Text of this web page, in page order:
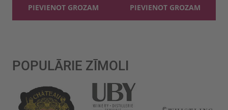
PIEVIENOT GROZAM PIEVIENOT GROZAM
POPULĀRIE ZĪMOLI